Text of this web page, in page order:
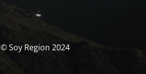
© Soy Region 2024